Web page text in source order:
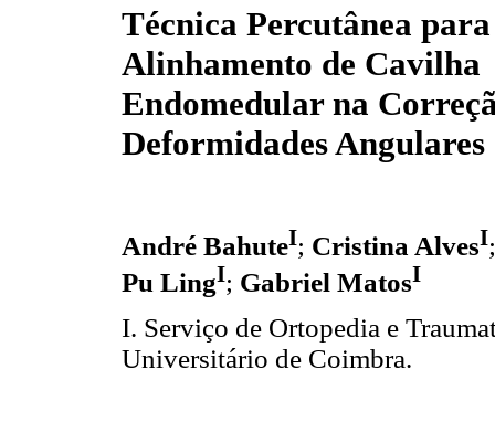
Técnica Percutânea para
Alinhamento de Cavilha
Endomedular na
Deformidades
André BahuteI; Cristina AlvesI
Pu LingI; Gabriel MatosI
I. Serviço de Ortopedia e
Universitário de Coimbra.